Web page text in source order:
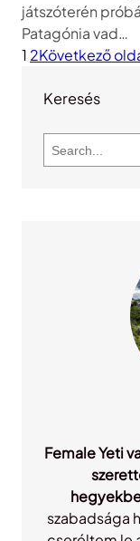
játszóterén
Patagónia vad…
1 2Következő
Keresés
e
Female Yeti
szabadsága